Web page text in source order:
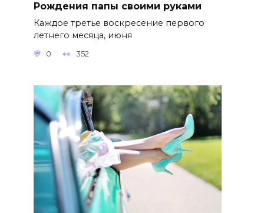
Рождения папы своими руками
Каждое третье воскресение первого
летнего месяца, июня
0 352